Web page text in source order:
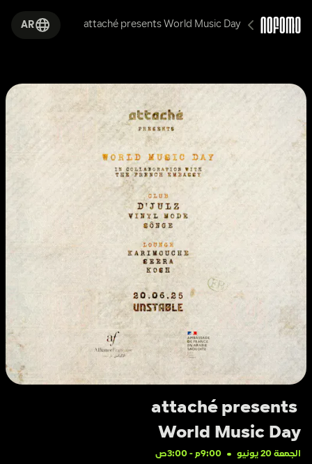
attaché presents World Music Day
AR
attaché presents
World Music Day
الجمعة 20 يونيو 9:00م - 3:00ص